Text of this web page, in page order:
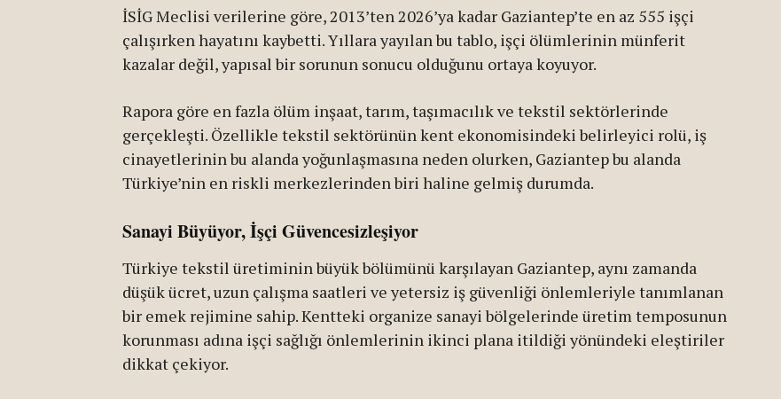
İSİG Meclisi verilerine göre, 2013’ten 2026’ya kadar Gaziantep’te en az 555 işçi
çalışırken hayatını kaybetti. Yıllara yayılan bu tablo, işçi ölümlerinin münferit
kazalar değil, yapısal bir sorunun sonucu olduğunu ortaya koyuyor.
Rapora göre en fazla ölüm inşaat, tarım, taşımacılık ve tekstil sektörlerinde
gerçekleşti. Özellikle tekstil sektörünün kent ekonomisindeki belirleyici rolü, iş
cinayetlerinin bu alanda yoğunlaşmasına neden olurken, Gaziantep bu alanda
Türkiye’nin en riskli merkezlerinden biri haline gelmiş durumda.
Sanayi Büyüyor, İşçi Güvencesizleşiyor
Türkiye tekstil üretiminin büyük bölümünü karşılayan Gaziantep, aynı zamanda
düşük ücret, uzun çalışma saatleri ve yetersiz iş güvenliği önlemleriyle tanımlanan
bir emek rejimine sahip. Kentteki organize sanayi bölgelerinde üretim temposunun
korunması adına işçi sağlığı önlemlerinin ikinci plana itildiği yönündeki eleştiriler
dikkat çekiyor.